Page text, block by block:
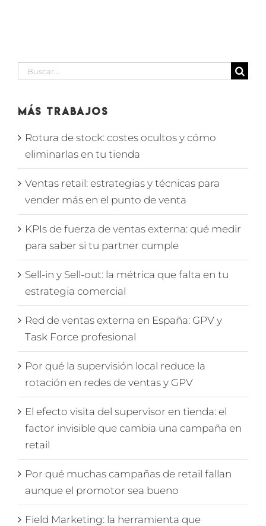
Buscar:
Más Trabajos
Rotura de stock: costes ocultos y cómo
eliminarlas en tu tienda
Ventas retail: estrategias y técnicas para
vender más en el punto de venta
KPIs de fuerza de ventas externa: qué medir
para saber si tu partner cumple
Sell-in y Sell-out: la métrica que falta en tu
estrategia comercial
Red de ventas externa en España: GPV y
Task Force profesional
Por qué la supervisión local reduce la
rotación en redes de ventas y GPV
El efecto visita del supervisor en tienda: el
factor invisible que cambia una campaña en
retail
Por qué muchas campañas de retail fallan
aunque el promotor sea bueno
Field Marketing: la herramienta que